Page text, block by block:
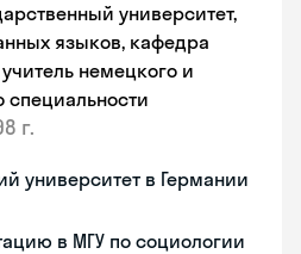
университет,
языков, кафедра
немецкого и
специальности
г.
университет в Германии
в МГУ по социологии